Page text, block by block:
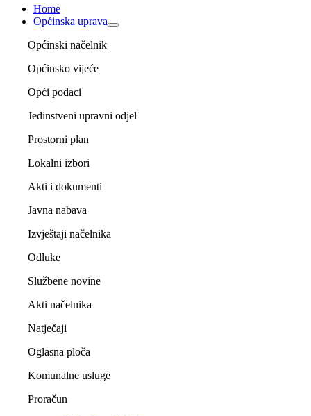
Home
Općinska uprava
Općinski načelnik
Općinsko vijeće
Opći podaci
Jedinstveni upravni odjel
Prostorni plan
Lokalni izbori
Akti i dokumenti
Javna nabava
Izvještaji načelnika
Odluke
Službene novine
Akti načelnika
Natječaji
Oglasna ploča
Komunalne usluge
Proračun